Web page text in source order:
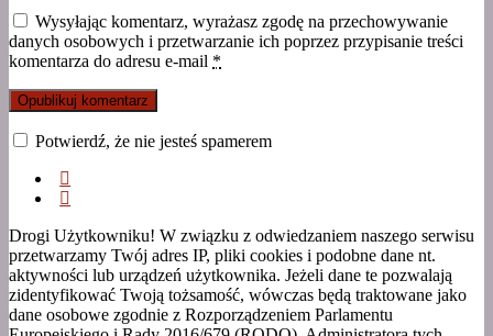
Wysyłając komentarz, wyrażasz zgodę na przechowywanie
danych osobowych i przetwarzanie ich poprzez przypisanie treści
komentarza do adresu e-mail *
Potwierdź, że nie jesteś spamerem
Drogi Użytkowniku! W związku z odwiedzaniem naszego serwisu
przetwarzamy Twój adres IP, pliki cookies i podobne dane nt.
aktywności lub urządzeń użytkownika. Jeżeli dane te pozwalają
zidentyfikować Twoją tożsamość, wówczas będą traktowane jako
dane osobowe zgodnie z Rozporządzeniem Parlamentu